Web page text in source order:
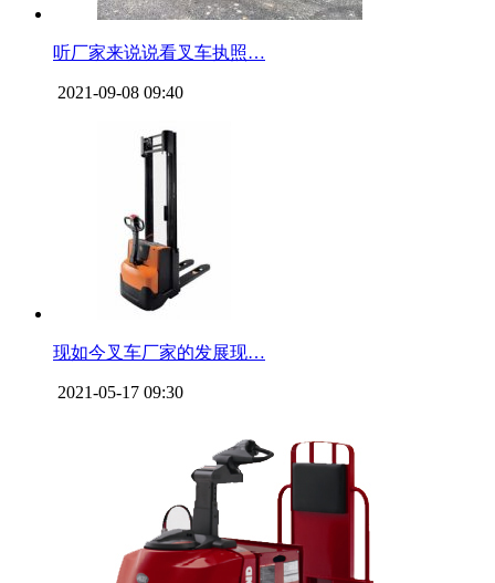
听厂家来说说看叉车执照…
2021-09-08 09:40
现如今叉车厂家的发展现…
2021-05-17 09:30